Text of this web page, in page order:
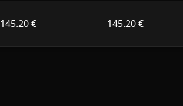
145.20 € 145.20 €